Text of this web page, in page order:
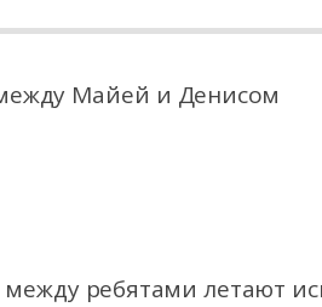
Майей и Денисом
ребятами летают